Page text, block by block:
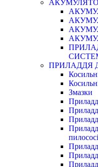
ПРИЛАДДЯ
Змазки